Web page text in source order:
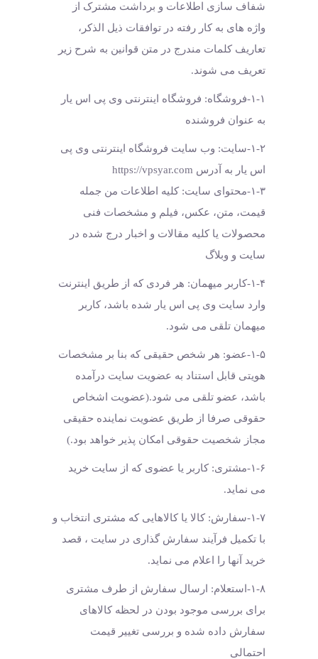
شفاف سازی اطلاعات و برداشت مشترک از
واژه های به کار رفته در توافقات ذیل الذکر،
تعاریف کلمات مندرج در متن قوانین به شرح زیر
تعریف می شوند.
۱-۱-فروشگاه: فروشگاه اینترنتی وی پی اس یار
به عنوان فروشنده
۱-۲-سایت: وب سایت فروشگاه اینترنتی وی پی
اس یار به آدرس https://vpsyar.com
۱-۳-محتوای سایت: کلیه اطلاعات من جمله
قیمت، متن، عکس، فیلم و مشخصات فنی
محصولات یا کلیه مقالات و اخبار درج شده در
سایت و وبلاگ
۱-۴-کاربر میهمان: هر فردی که از طریق اینترنت
وارد سایت وی پی اس یار شده باشد، کاربر
میهمان تلقی می شود.
۱-۵-عضو: هر شخص حقیقی که بنا بر مشخصات
هویتی قابل استناد به عضویت سایت درآمده
باشد، عضو تلقی می شود.(عضویت اشخاص
حقوقی صرفا از طریق عضویت نماینده حقیقی
مجاز شخصیت حقوقی امکان پذیر خواهد بود.)
۱-۶-مشتری: کاربر یا عضوی که از سایت خرید
می نماید.
۱-۷-سفارش: کالا یا کالاهایی که مشتری انتخاب و
با تکمیل فرآیند سفارش گذاری در سایت ، قصد
خرید آنها را اعلام می نماید.
۱-۸-استعلام: ارسال سفارش از طرف مشتری
برای بررسی موجود بودن در لحظه کالاهای
سفارش داده شده و بررسی تغییر قیمت
احتمالی